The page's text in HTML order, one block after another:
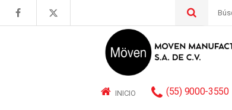
por:
INICIO (55) 9000-3550